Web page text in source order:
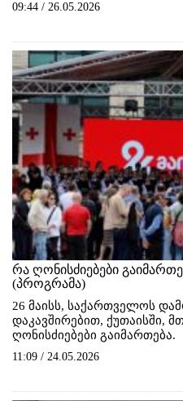
09:44 / 26.05.2026
რა ღონისძიებები
(პროგრამა)
26 მაისს, საქართველოს
დაკავშირებით, ქუთაისში,
ღონისძიებები გაიმართება.
11:09 / 24.05.2026